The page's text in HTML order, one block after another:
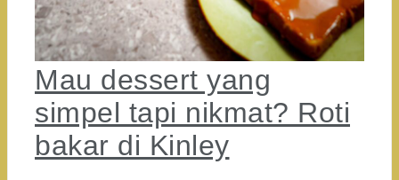
Mau dessert yang
simpel tapi nikmat? Roti
bakar di Kinley